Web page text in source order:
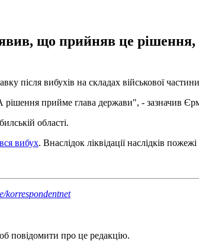
що прийняв це рішення,
після вибухів на складах військової
рішення прийме глава держави", - зазначив
області.
вибух. Внаслідок ліквідації наслідків пожежі
korrespondentnet
повідомити про це редакцію.